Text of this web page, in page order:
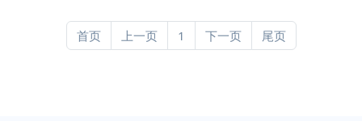
首页 上一页 1 下一页 尾页